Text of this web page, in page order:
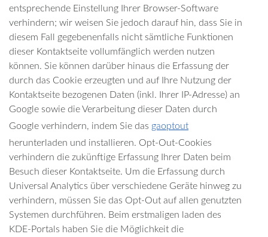
entsprechende Einstellung Ihrer Browser-Software
verhindern; wir weisen Sie jedoch darauf hin, dass Sie in
diesem Fall gegebenenfalls nicht sämtliche Funktionen
dieser Kontaktseite vollumfänglich werden nutzen
können. Sie können darüber hinaus die Erfassung der
durch das Cookie erzeugten und auf Ihre Nutzung der
Kontaktseite bezogenen Daten (inkl. Ihrer IP-Adresse) an
Google sowie die Verarbeitung dieser Daten durch
Google verhindern, indem Sie das gaoptout
herunterladen und installieren. Opt-Out-Cookies
verhindern die zukünftige Erfassung Ihrer Daten beim
Besuch dieser Kontaktseite. Um die Erfassung durch
Universal Analytics über verschiedene Geräte hinweg zu
verhindern, müssen Sie das Opt-Out auf allen genutzten
Systemen durchführen. Beim erstmaligen laden des
KDE-Portals haben Sie die Möglichkeit die